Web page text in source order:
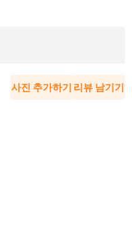
사진 추가하기 리뷰 남기기